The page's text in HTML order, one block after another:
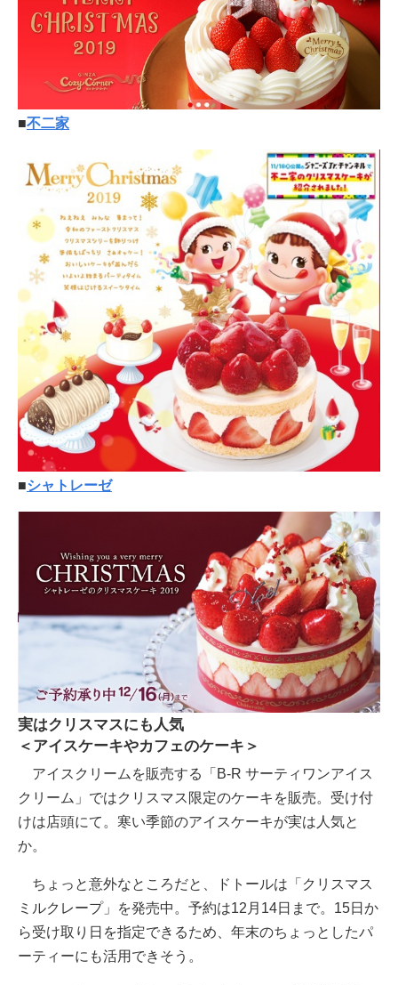
■不二家
■シャトレーゼ
実はクリスマスにも人気
＜アイスケーキやカフェのケーキ＞
アイスクリームを販売する「B-R サーティワンアイス
クリーム」ではクリスマス限定のケーキを販売。受け付
けは店頭にて。寒い季節のアイスケーキが実は人気と
か。
ちょっと意外なところだと、ドトールは「クリスマス
ミルクレープ」を発売中。予約は12月14日まで。15日か
ら受け取り日を指定できるため、年末のちょっとしたパ
ーティーにも活用できそう。